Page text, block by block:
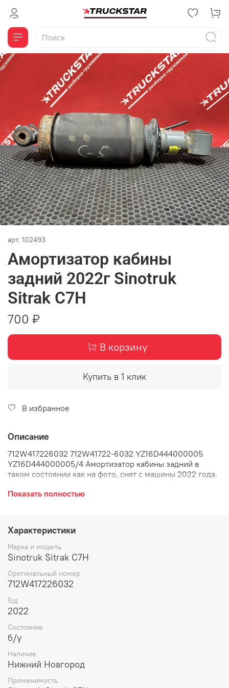
арт. 102493
Амортизатор кабины
задний 2022г Sinotruk
Sitrak C7H
700 ₽
В корзину
Купить в 1 клик
В избранное
Описание
712W417226032 712W41722-6032 YZ16D444000005
YZ16D444000005/4 Амортизатор кабины задний в
таком состоянии как на фото, снят с машины 2022 года.
отображено на фото! Амортизатор кабины задний
Показать полностью
Характеристики
Марка и модель
Sinotruk Sitrak C7H
Оригинальный номер
712W417226032
Год
2022
Состояние
б/у
Наличие
Нижний Новгород
Применимость